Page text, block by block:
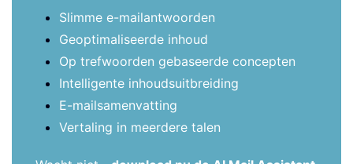
Slimme e-mailantwoorden
Geoptimaliseerde inhoud
Op trefwoorden gebaseerde concepten
Intelligente inhoudsuitbreiding
E-mailsamenvatting
Vertaling in meerdere talen